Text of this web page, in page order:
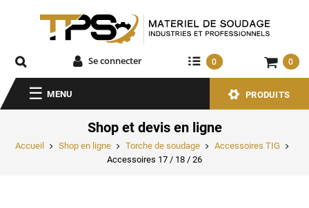
Se connecter 0 0
MENU PRODUITS
Shop et devis en ligne
Accueil Shop en ligne Torche de soudage
Accessoires TIG
Accessoires 17 / 18 / 26